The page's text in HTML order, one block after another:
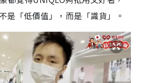
是「低價值」，而是「識貨」。